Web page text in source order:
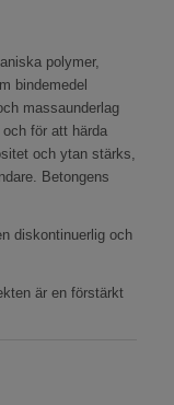
polymer,
bindemedel
massaunderlag
för att härda
och ytan stärks,
Betongens
diskontinuerlig och
är en förstärkt